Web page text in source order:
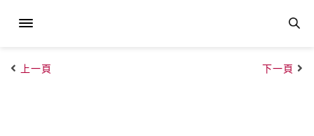
上一頁 下一頁